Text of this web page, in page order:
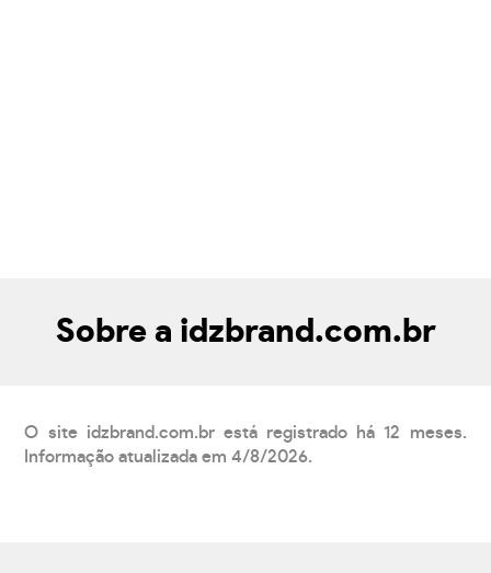
Sobre a idzbrand.com.br
O site idzbrand.com.br está registrado há 12 meses.
Informação atualizada em 4/8/2026.